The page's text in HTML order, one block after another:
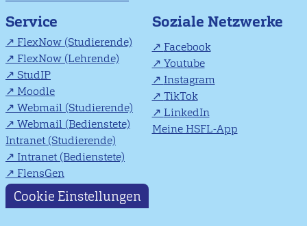
Service
FlexNow (Studierende)
FlexNow (Lehrende)
StudIP
Moodle
Webmail (Studierende)
Webmail (Bedienstete)
Intranet (Studierende)
Intranet (Bedienstete)
FlensGen
Soziale Netzwerke
Facebook
Youtube
Instagram
TikTok
LinkedIn
Meine HSFL-App
Cookie Einstellungen